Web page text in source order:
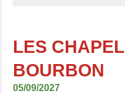
LES
BOURBON
05/09/2027